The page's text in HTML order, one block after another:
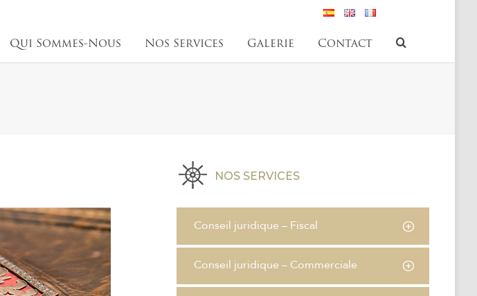
Qui Sommes-Nous Nos Services Galerie Contact
Contact
NOS SERVICES
Conseil juridique – Fiscal
Conseil juridique – Commerciale